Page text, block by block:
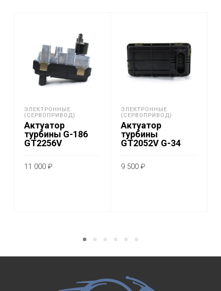
ЭЛЕКТРОННЫЕ
(СЕРВОПРИВОД)
Актуатор
турбины G-186
GT2256V
11 000₽
ЭЛЕКТРОННЫЕ
(СЕРВОПРИВОД)
Актуатор
турбины
GT2052V G-34
9 500 ₽